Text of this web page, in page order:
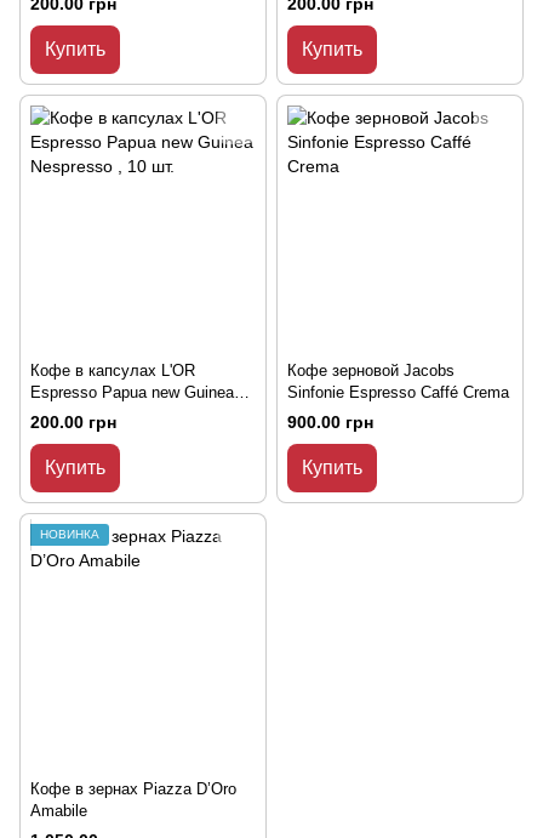
Купить Купить
Кофе в капсулах L'OR
Espresso Papua new Guinea
Nespresso , 10 шт.
200.00 грн
Купить
Кофе зерновой Jacobs
Sinfonie Espresso Caffé Crema
900.00 грн
Купить
НОВИНКА
Кофе в зернах Piazza D’Oro
Amabile